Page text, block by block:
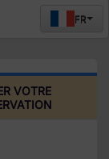
FR
VOTRE